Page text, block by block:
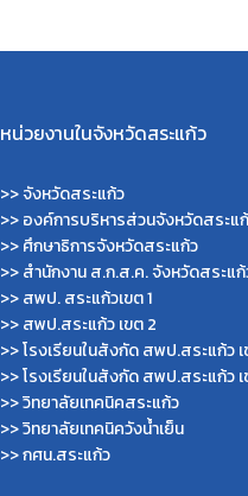
หน่วยงานในจังหวัดสระแก้ว
>>จังหวัดสระแก้ว
>>องค์การบริหารส่วนจังหวัดสระแ
>>ศึกษาธิการจังหวัดสระแก้ว
>>สำนักงาน ส.ก.ส.ค. จังหวัดสระแ
>>สพป. สระแก้วเขต 1
>>สพป.สระแก้ว เขต 2
>>โรงเรียนในสังกัด สพป.สระแก้ว เ
>>โรงเรียนในสังกัด สพป.สระแก้ว
>>วิทยาลัยเทคนิคสระแก้ว
>>วิทยาลัยเทคนิควังน้ำเย็น
>>กศน.สระแก้ว